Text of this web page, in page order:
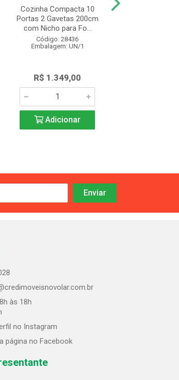
Cozinha Compacta 10
Portas 2 Gavetas 200cm
com Nicho para Fo...
Código: 28436
Embalagem: UN/1
R$ 1.349,00
Adicionar
às 18h
no Instagram
página no Facebook